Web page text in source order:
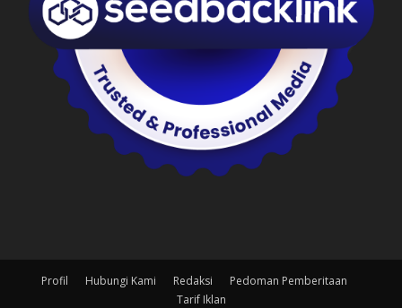
Profil Hubungi Kami Redaksi
Pedoman Pemberitaan
Tarif Iklan